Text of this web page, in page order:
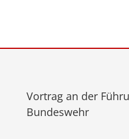
Vortrag an der
Bundeswehr